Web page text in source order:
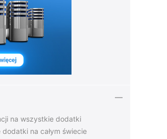
na wszystkie dodatki
na całym świecie